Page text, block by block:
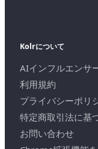
Kolrについて
AIインフルエンサ
利用規約
プライバシーポリ
特定商取引法に基
お問い合わせ